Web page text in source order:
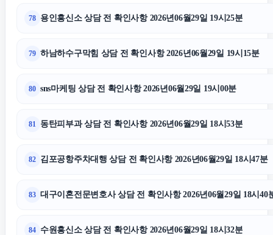
78 용인흥신소 상담 전 확인사항 2026년06월29일 19시25분
79 하남하수구막힘 상담 전 확인사항 2026년06월29일 19시15분
80 sns마케팅 상담 전 확인사항 2026년06월29일 19시00분
81 동탄피부과 상담 전 확인사항 2026년06월29일 18시53분
82 김포공항주차대행 상담 전 확인사항 2026년06월29일 18시47분
83 대구이혼전문변호사 상담 전 확인사항 2026년06월29일 18시40
84 수원흥신소 상담 전 확인사항 2026년06월29일 18시32분